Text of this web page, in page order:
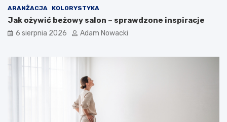
ARANŻACJA KOLORYSTYKA
Jak ożywić beżowy salon – sprawdzone inspiracje
6 sierpnia 2026 Adam Nowacki